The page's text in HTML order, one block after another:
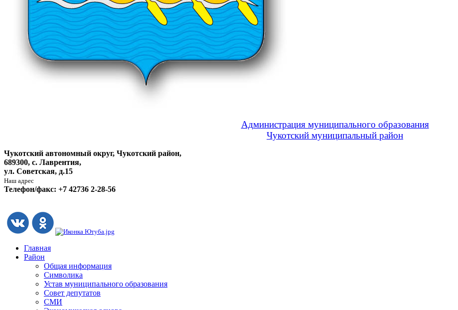
Администрация муниципального образования
Чукотский муниципальный район
Чукотский автономный округ, Чукотский район,
689300, с. Лаврентия,
ул. Советская, д.15
Наш адрес
Телефон/факс: +7 42736 2-28-56
Главная
Район
Общая информация
Символика
Устав муниципального образования
Совет депутатов
СМИ